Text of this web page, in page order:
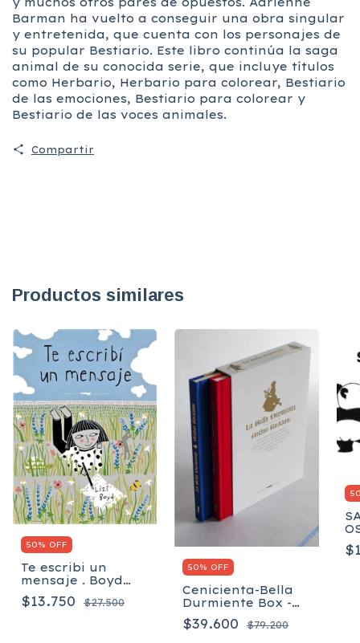
Barman ha vuelto a conseguir una obra singular
y entretenida, que cuenta con los personajes de
su popular Bestiario. Este libro continúa la saga
animal de su conocida serie, que incluye títulos
como Herbario, Herbario para colorear, Bestiario
de las emociones, Bestiario para colorear y
Bestiario de las voces animales.
Compartir
Productos similares
50% OFF
Te escribi un
mensaje . Boyd
Lizy
$13.750 $27.500
50% OFF
Cenicienta-Bella
Durmiente Box -
Evans Charles
$39.600 $79.200